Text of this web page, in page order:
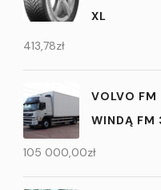
XL
413,78zł
VOLVO FM
WINDĄ FM
105 000,00zł